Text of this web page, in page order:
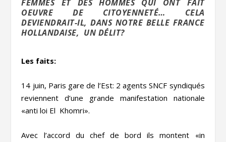
FEMMES ET DES HOMMES QUI ONT FAIT
OEUVRE DE CITOYENNETÉ… CELA
DEVIENDRAIT-IL, DANS NOTRE BELLE FRANCE
HOLLANDAISE, UN DÉLIT?
Les faits:
14 juin, Paris gare de l’Est: 2 agents SNCF syndiqués
reviennent d’une grande manifestation nationale
«anti loi El Khomri».
Avec l’accord du chef de bord ils montent «in